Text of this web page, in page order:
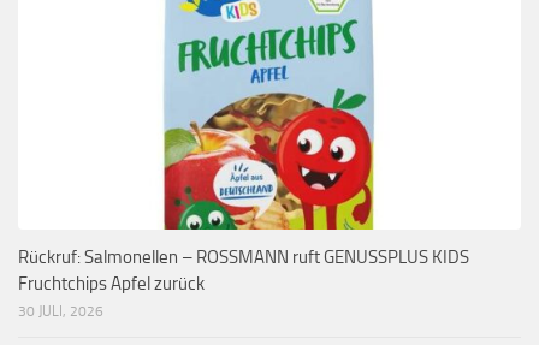
Rückruf: Salmonellen – ROSSMANN ruft GENUSSPLUS KIDS
Fruchtchips Apfel zurück
30 JULI, 2026